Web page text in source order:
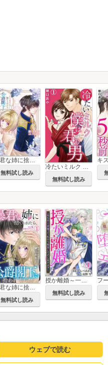
無料試し読み
冷たいミルク 僕は君の男
無料試し読み
無料試し読み
授か離婚～一刻も早く身籠って、私から解放してさしあげます！
無料試し読み
ウェブで読む